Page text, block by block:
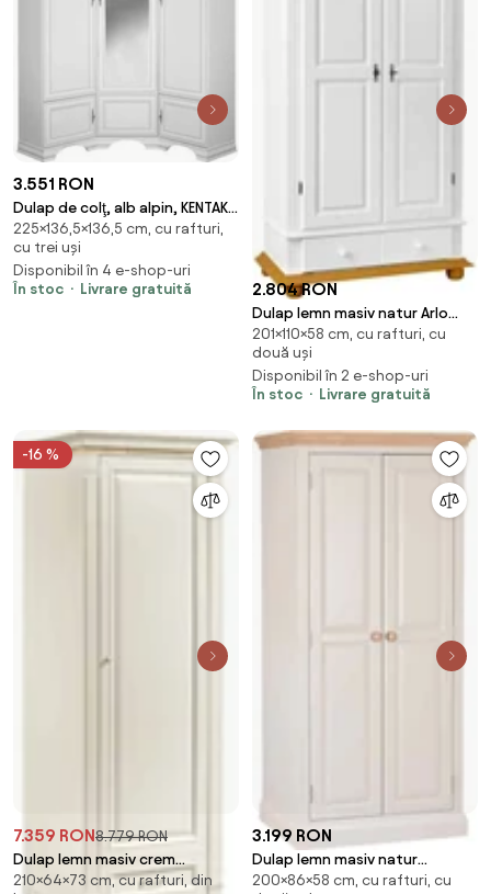
3.551 RON
Dulap de colţ, alb alpin, KENTAK
SZFN5D
225×136,5×136,5 cm, cu rafturi,
cu trei uși
Disponibil în 4 e-shop-uri
În stoc
Livrare gratuită 2.804 RON
Dulap lemn masiv natur Arlo
Alb/, 110 × 58 × 201 cm
201×110×58 cm, cu rafturi, cu
două uși
Disponibil în 2 e-shop-uri
În stoc
Livrare gratuită
-16 %
7.359 RON 8.779 RON
Dulap lemn masiv crem
Provence -Natur, 73 × 64 × 210
210×64×73 cm, cu rafturi, din
3.199 RON
Dulap lemn masiv natur
Sussane Gri/, 86 × 58 × 200 cm
200×86×58 cm, cu rafturi, cu